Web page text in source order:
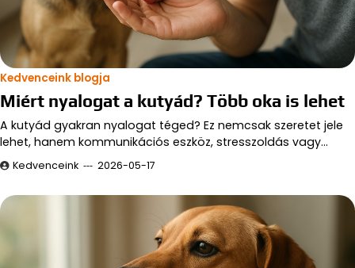
Kedvenceink blogja
Miért nyalogat a kutyád? Több oka is lehet
A kutyád gyakran nyalogat téged? Ez nemcsak szeretet jele
lehet, hanem kommunikációs eszköz, stresszoldás vagy…
Kedvenceink 2026-05-17